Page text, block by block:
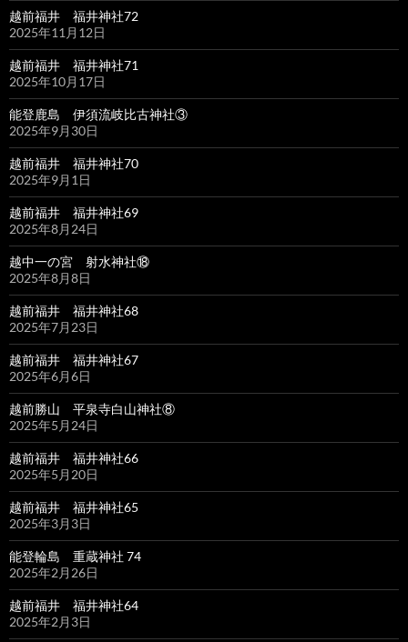
越前福井 福井神社72
2025年11月12日
越前福井 福井神社71
2025年10月17日
能登鹿島 伊須流岐比古神社③
2025年9月30日
越前福井 福井神社70
2025年9月1日
越前福井 福井神社69
2025年8月24日
越中一の宮 射水神社⑱
2025年8月8日
越前福井 福井神社68
2025年7月23日
越前福井 福井神社67
2025年6月6日
越前勝山 平泉寺白山神社⑧
2025年5月24日
越前福井 福井神社66
2025年5月20日
越前福井 福井神社65
2025年3月3日
能登輪島 重蔵神社 74
2025年2月26日
越前福井 福井神社64
2025年2月3日